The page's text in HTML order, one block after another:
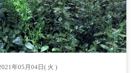
年05月04日( 火 )